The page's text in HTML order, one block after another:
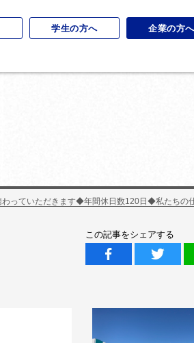
学生の方へ 企業の方へ
っていただきます◆年間休日数120日◆私たちの
この記事をシェアする